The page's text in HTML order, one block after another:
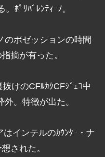
ﾎﾟﾘﾊﾞﾚﾝﾃｨｰﾉ。
ポゼッションの時間
摘が有った。
けのCFﾙｶｸCFｼﾞｪｺ中
。特徴が出た。
インテルのｶｳﾝﾀｰ・ナ
された。